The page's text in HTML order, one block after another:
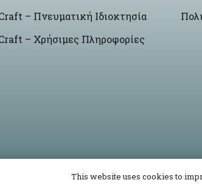
– Πνευματική Ιδιοκτησία
– Χρήσιμες Πληροφορίες
This website uses cookies to